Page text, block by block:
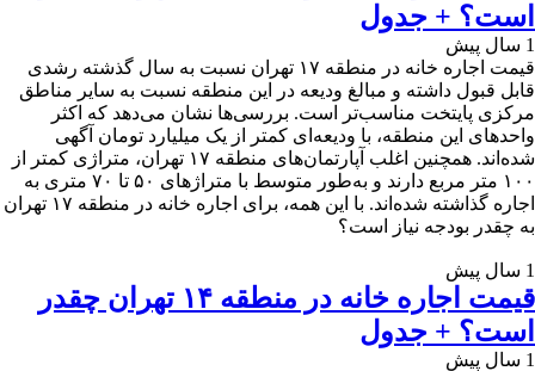
است؟ + جدول
1 سال پیش
قیمت اجاره خانه در منطقه ۱۷ تهران نسبت به سال گذشته رشدی
قابل قبول داشته و مبالغ ودیعه در این منطقه نسبت به سایر مناطق
مرکزی پایتخت مناسب‌تر است. بررسی‌ها نشان می‌دهد که اکثر
واحدهای این منطقه، با ودیعه‌ای کمتر از یک میلیارد تومان آگهی
شده‌اند. همچنین اغلب آپارتمان‌های منطقه ۱۷ تهران، متراژی کمتر از
۱۰۰ متر مربع دارند و به‌طور متوسط با متراژهای ۵۰ تا ۷۰ متری به
اجاره گذاشته شده‌اند. با این همه، برای اجاره خانه در منطقه ۱۷ تهران
به چقدر بودجه نیاز است؟
1 سال پیش
قیمت اجاره خانه در منطقه ۱۴ تهران چقدر
است؟ + جدول
1 سال پیش